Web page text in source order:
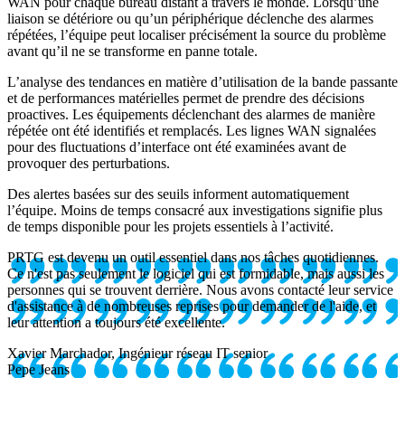
liaison se détériore ou qu’un périphérique déclenche des alarmes
répétées, l’équipe peut localiser précisément la source du problème
avant qu’il ne se transforme en panne totale.
L’analyse des tendances en matière d’utilisation de la bande passante
et de performances matérielles permet de prendre des décisions
proactives. Les équipements déclenchant des alarmes de manière
répétée ont été identifiés et remplacés. Les lignes WAN signalées
pour des fluctuations d’interface ont été examinées avant de
provoquer des perturbations.
Des alertes basées sur des seuils informent automatiquement
l’équipe. Moins de temps consacré aux investigations signifie plus
de temps disponible pour les projets essentiels à l’activité.
PRTG est devenu un outil essentiel dans nos tâches quotidiennes.
Ce n'est pas seulement le logiciel qui est formidable, mais aussi les
personnes qui se trouvent derrière. Nous avons contacté leur service
d'assistance à de nombreuses reprises pour demander de l'aide, et
leur attention a toujours été excellente.
Xavier Marchador, Ingénieur réseau IT senior
Pepe Jeans